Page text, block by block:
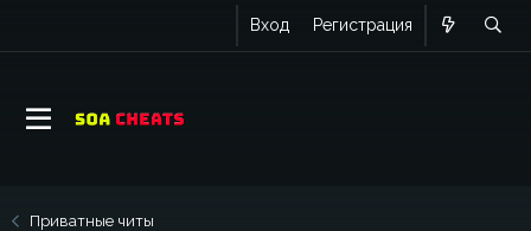
Вход Регистрация
Приватные читы